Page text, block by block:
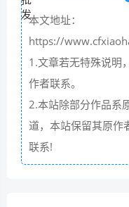
本文地址：
https://
1.文章若无特殊说明
作者联系。
2.本站除部分作品系
道，本站保留其原作
联系!